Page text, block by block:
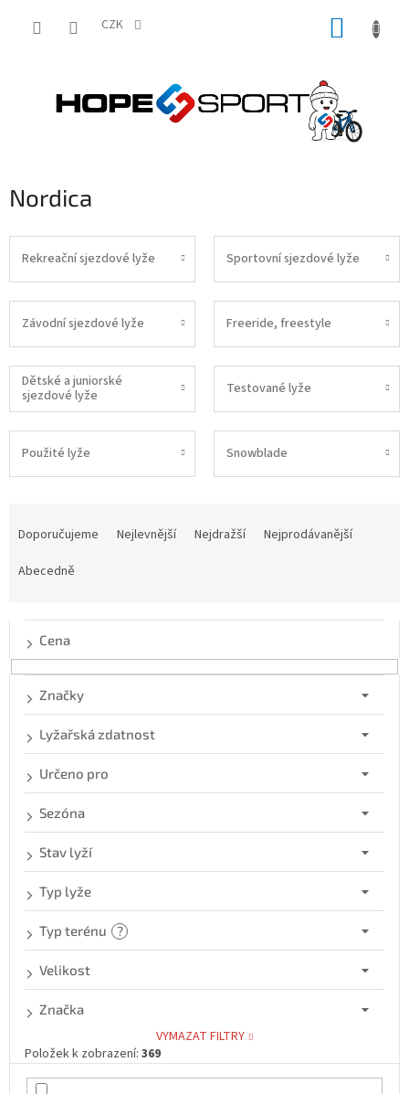
CZK
Nordica
Rekreační sjezdové lyže Sportovní sjezdové lyže
Závodní sjezdové lyže Freeride, freestyle
Dětské a juniorské
sjezdové lyže
Testované lyže
Použité lyže Snowblade
o
Doporučujeme Nejlevnější Nejdražší
Nejprodávanější
Abecedně
Cena
Značky
Lyžařská zdatnost
Určeno pro
Sezóna
Stav lyží
Typ lyže
Typ terénu ?
Velikost
Značka
VYMAZAT FILTRY
Položek k zobrazení: 369